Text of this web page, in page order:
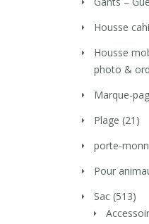
Housse
Housse
photo &
Marque-
Plage (21)
porte-
Pour
Sac (513)